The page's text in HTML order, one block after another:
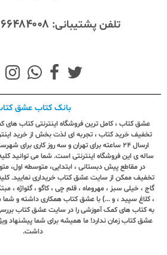
تلفن پشتیبانی:
بانک کتاب عشق
عشق کتاب ، کامل ترین فروشگاه اینترنتی کتاب های
تخفیف خرید کتاب ، تجربه ای لذت بخش از خرید
ارسال ٢٤ ساعته برای تهران و سه روز کاری
ساله ی این فروشگاه اینترنتی است. شما می توانید
در مقاطع پیش دبستانی ، ابتدایی، متوسطه اول،
تخفیف ممکن از سایت عشق کتاب خریداری نمایید.
گاج ، خیلی سبز ، مهروماه ، قلم چی ، کاگو ، گلواژه ،
، کلاغ سپید ، و ...) با عشق کتاب همکاری داشته و شما
به کتاب های کمک آموزشی را در سایت عشق کتاب
عشق کتاب زمان ندارد! ما همیشه برای شما پیشنهاد
داشت.